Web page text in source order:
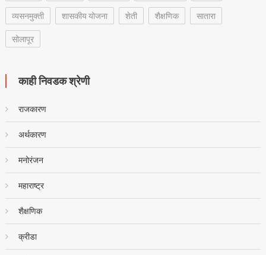
व्यसनमुक्ती
शासकीय योजना शेती शैक्षणिक
सातारा
सोलापूर
काही निवडक श्रेणी
राजकारण
अर्थकारण
मनोरंजन
महाराष्ट्र
शैक्षणिक
क्रीडा